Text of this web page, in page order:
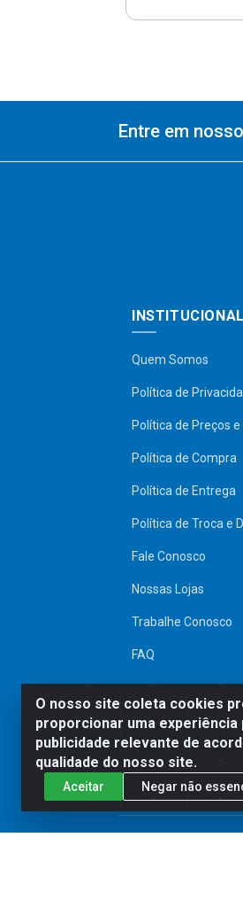
O nosso site coleta cookies
proporcionar uma
publicidade relevante de
qualidade do nosso site.
Aceitar Negar não
Entre em
INSTITUCIONAL
Quem Somos
Política de
Política de Preços
Política de Compra
Política de Entrega
Política de Troca e
Fale Conosco
Nossas Lojas
Trabalhe Conosco
FAQ